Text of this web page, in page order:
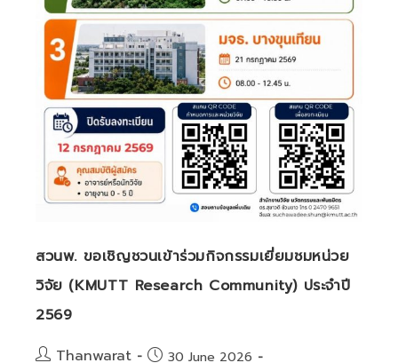
ปีงบประมาณ
2569
สวนพ. ขอเชิญชวนเข้าร่วมกิจกรรมเยี่ยมชมหน่วย
วิจัย (KMUTT Research Community) ประจำปี
2569
PostThanwarat Post30 June 2026